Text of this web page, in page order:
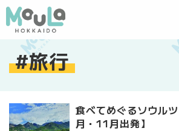
旅行
食べてめぐるソウル
月・11月出発】